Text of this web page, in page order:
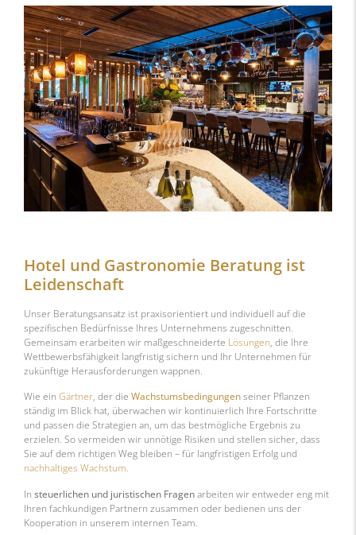
Hotel und Gastronomie Beratung ist
Leidenschaft
Unser Beratungsansatz ist praxisorientiert und individuell auf die
spezifischen Bedürfnisse Ihres Unternehmens zugeschnitten.
Gemeinsam erarbeiten wir maßgeschneiderte Lösungen, die Ihre
Wettbewerbsfähigkeit langfristig sichern und Ihr Unternehmen für
zukünftige Herausforderungen wappnen.
Wie ein Gärtner, der die Wachstumsbedingungenseiner Pflanzen
ständig im Blick hat, überwachen wir kontinuierlich Ihre Fortschritte
und passen die Strategien an, um das bestmögliche Ergebnis zu
erzielen. So vermeiden wir unnötige Risiken und stellen sicher, dass
Sie auf dem richtigen Weg bleiben – für langfristigen Erfolg und
nachhaltiges Wachstum.
In steuerlichen und juristischen Fragenarbeiten wir entweder eng mit
Ihren fachkundigen Partnern zusammen oder bedienen uns der
Kooperation in unserem internen Team.